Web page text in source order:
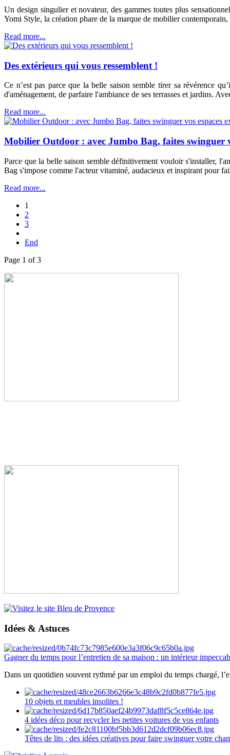
Un design singulier et novateur, des gammes toutes plus
Yomi Style, la création phare de la marque de mobilier
Read more...
Des extérieurs qui vous ressemblent !
Ce n’est pas parce que la belle saison semble tirer sa révérence
d'aménagement, de parfaire l'ambiance de ses terrasses et jardins.
Read more...
Mobilier Outdoor : avec Jumbo Bag, faites swinguer
Parce que la belle saison semble définitivement vouloir s'installer,
Bag s'impose comme l'acteur vitaminé, audacieux et inspirant pour
Read more...
1
2
3
End
Page 1 of 3
Idées & Astuces
Gagner du temps pour l’entretien de sa maison : un intérieur
Dans un quotidien souvent rythmé par un emploi du temps chargé,
10 objets et meubles insolites !
4 idées déco pour recycler les petites voitures de vos enfants
Têtes de lits : des idées créatives pour faire swinguer votre